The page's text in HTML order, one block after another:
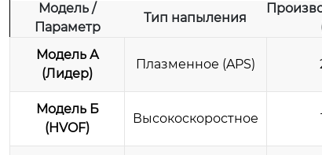
Модель /
Параметр
Тип напыления
Модель А
(Лидер)
Плазменное (APS)
Модель Б
(HVOF)
Высокоскоростное